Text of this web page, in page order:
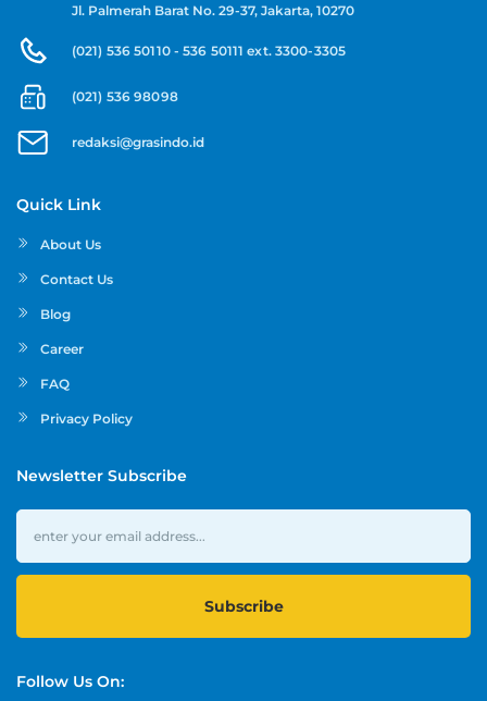
Jl. Palmerah Barat No. 29-37, Jakarta, 10270
(021) 536 50110 - 536 50111 ext. 3300-3305
(021) 536 98098
redaksi@grasindo.id
Quick Link
About Us
Contact Us
Blog
Career
FAQ
Privacy Policy
Newsletter Subscribe
Subscribe
Follow Us On: